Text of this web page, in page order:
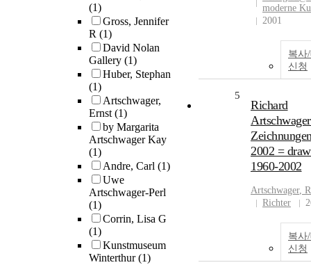
(1)
Gross, Jennifer
R (1)
David Nolan
Gallery (1)
Huber, Stephan
(1)
Artschwager,
Ernst(1)
by Margarita
Artschwager Kay
(1)
Andre, Carl (1)
Uwe
Artschwager-Perl
(1)
Corrin, Lisa G
(1)
Kunstmuseum
Winterthur(1)
moderne
2001
복사
신청
5
Richard
2002 =
1960-2002
Artschwager,
Richter
복사
신청